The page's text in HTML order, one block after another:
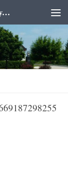
Tát Város Önkormányzat Kultúrház és Könyvtár